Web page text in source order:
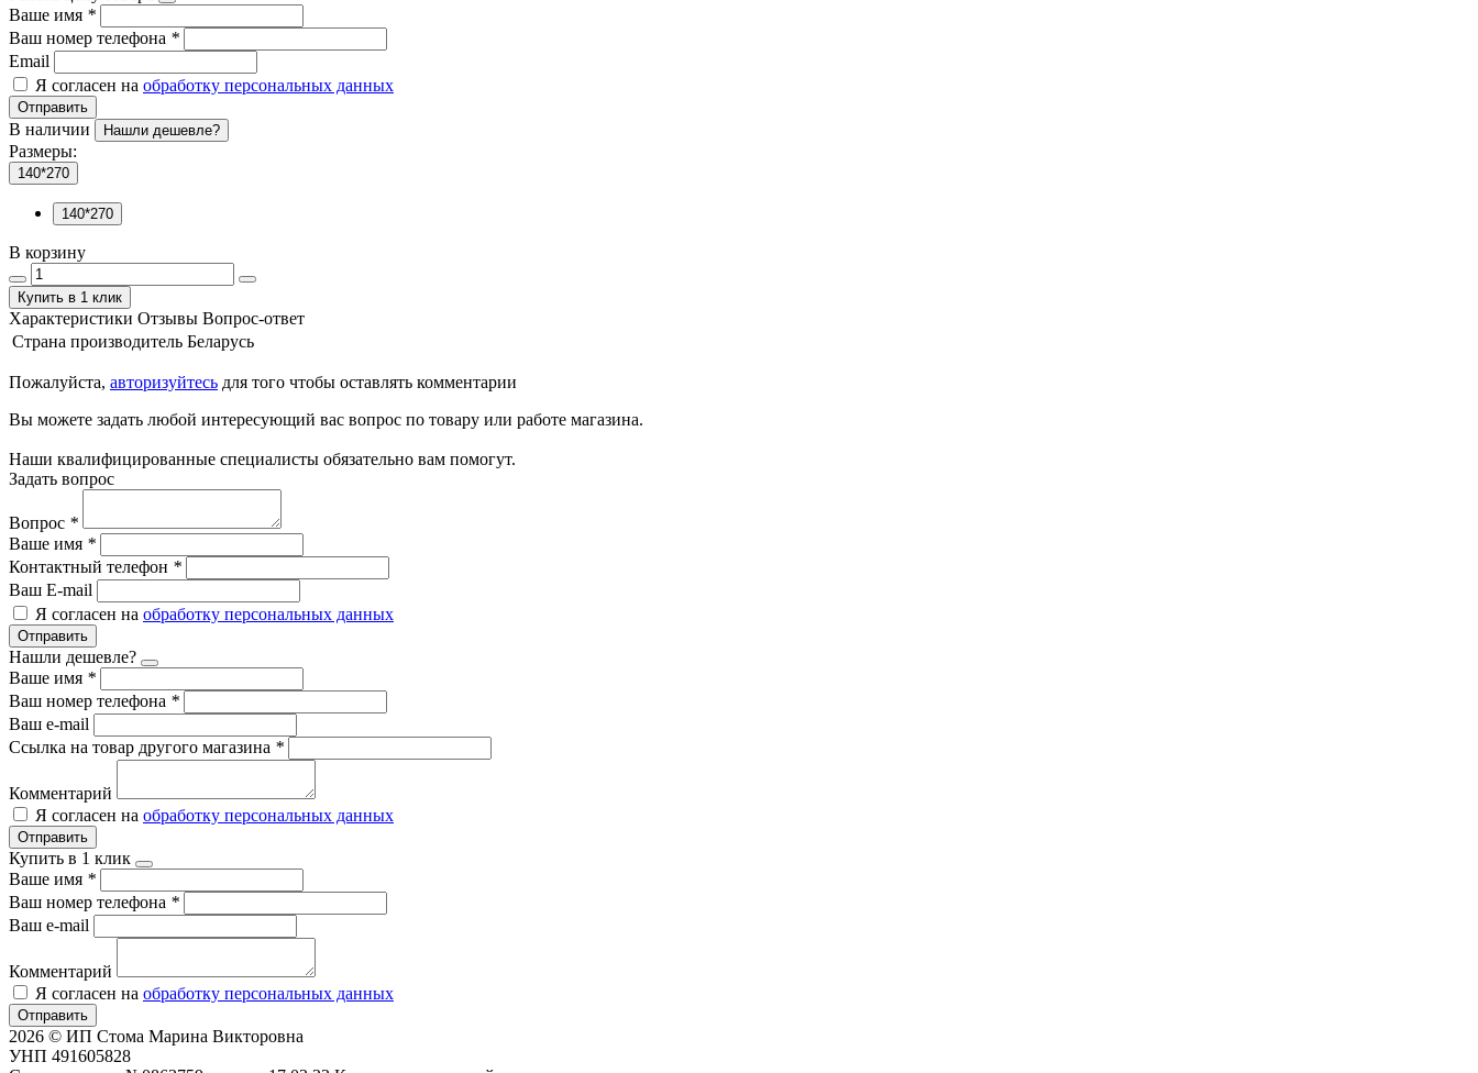
Ваше имя *
Ваш номер телефона *
Email
Я согласен на обработку персональных данных
Отправить
В наличии Нашли дешевле?
Размеры:
140*270
140*270
В корзину
Купить в 1 клик
Характеристики Отзывы Вопрос-ответ
Страна производитель Беларусь
Пожалуйста, авторизуйтесь для того чтобы оставлять комментарии
Вы можете задать любой интересующий вас вопрос по товару или работе магазина.
Наши квалифицированные специалисты обязательно вам помогут.
Задать вопрос
Вопрос *
Ваше имя *
Контактный телефон *
Ваш E-mail
Я согласен на обработку персональных данных
Отправить
Нашли дешевле?
Ваше имя *
Ваш номер телефона *
Ваш e-mail
Ссылка на товар другого магазина *
Комментарий
Я согласен на обработку персональных данных
Отправить
Купить в 1 клик
Ваше имя *
Ваш номер телефона *
Ваш e-mail
Комментарий
Я согласен на обработку персональных данных
Отправить
2026 © ИП Стома Марина Викторовна
УНП 491605828